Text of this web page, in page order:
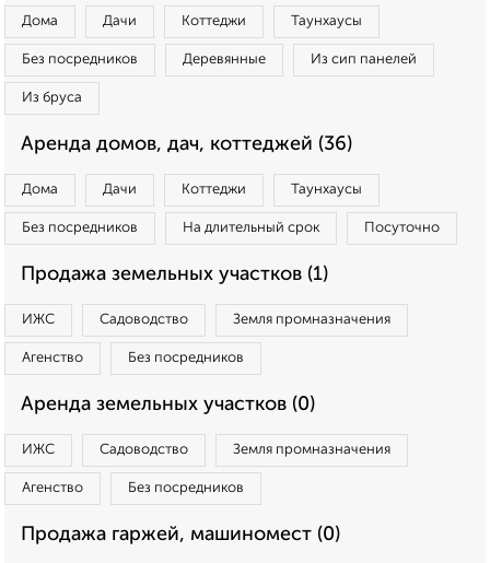
Дома Дачи Коттеджи Таунхаусы
Без посредников Деревянные Из сип панелей
Из бруса
Аренда домов, дач, коттеджей (36)
Дома Дачи Коттеджи Таунхаусы
Без посредников На длительный срок Посуточно
Продажа земельных участков (1)
ИЖС Садоводство Земля промназначения
Агенство Без посредников
Аренда земельных участков (0)
ИЖС Садоводство Земля промназначения
Агенство Без посредников
Продажа гаржей, машиномест (0)